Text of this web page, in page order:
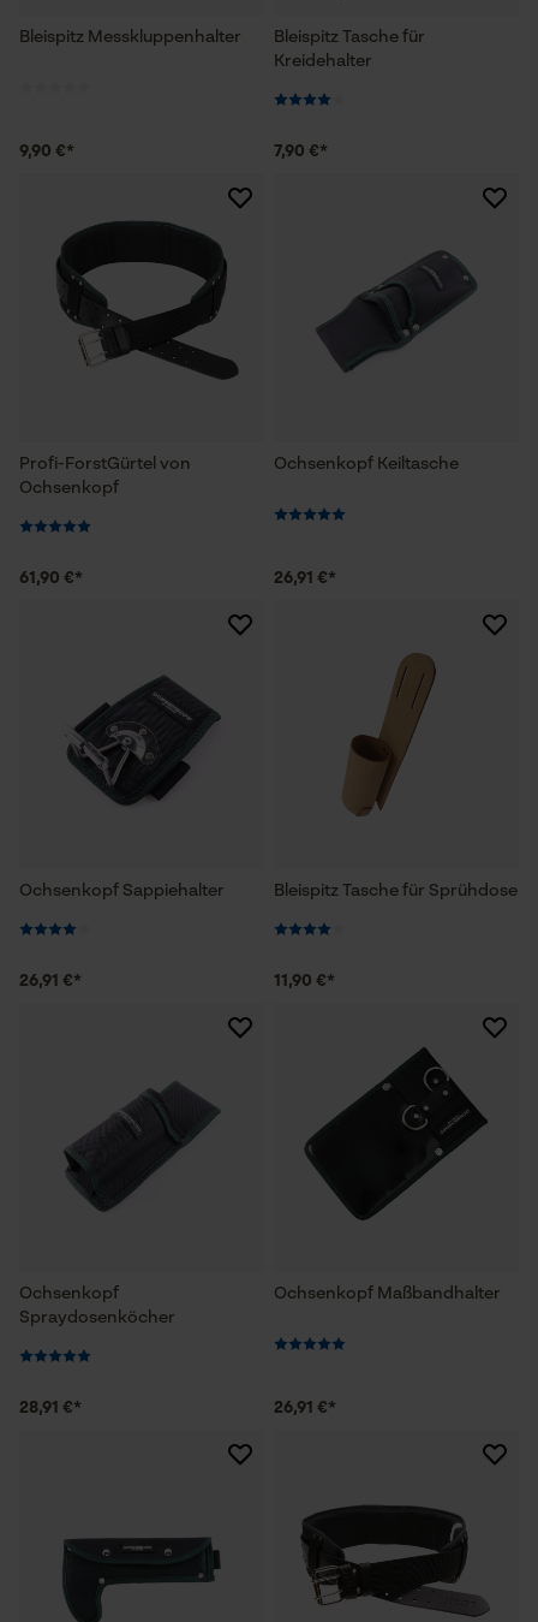
Bleispitz Messkluppenhalter
9,90 €*
Bleispitz Tasche für
Kreidehalter
7,90 €*
Profi-ForstGürtel von
Ochsenkopf
61,90 €*
Ochsenkopf Keiltasche
26,91 €*
Ochsenkopf Sappiehalter
26,91 €*
Bleispitz Tasche für Sprühdose
11,90 €*
Ochsenkopf
Spraydosenköcher
28,91 €*
Ochsenkopf Maßbandhalter
26,91 €*